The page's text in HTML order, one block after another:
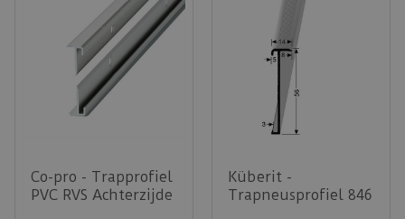
Co-pro - Trapprofiel
PVC RVS Achterzijde
Küberit -
Trapneusprofiel 846